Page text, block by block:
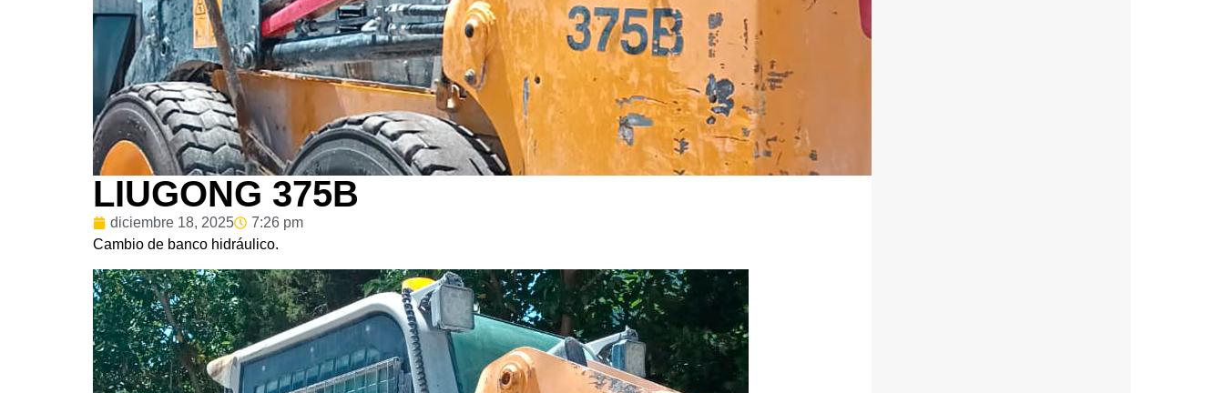
LIUGONG 375B
diciembre 18, 2025
7:26 pm
Cambio de banco hidráulico.